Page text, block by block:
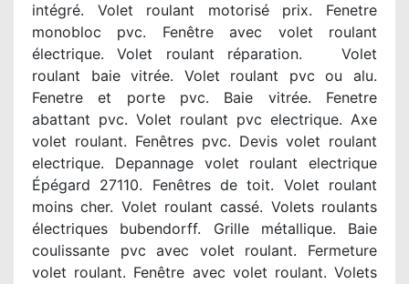
intégré. Volet roulant motorisé prix. Fenetre
monobloc pvc. Fenêtre avec volet roulant
électrique. Volet roulant réparation. Volet
roulant baie vitrée. Volet roulant pvc ou alu.
Fenetre et porte pvc. Baie vitrée. Fenetre
abattant pvc. Volet roulant pvc electrique. Axe
volet roulant. Fenêtres pvc. Devis volet roulant
electrique. Depannage volet roulant electrique
Épégard 27110. Fenêtres de toit. Volet roulant
moins cher. Volet roulant cassé. Volets roulants
électriques bubendorff. Grille métallique. Baie
coulissante pvc avec volet roulant. Fermeture
volet roulant. Fenêtre avec volet roulant. Volets